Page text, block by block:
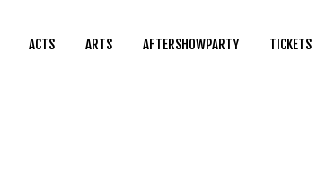
ACTS ARTS AFTERSHOWPARTY TICKETS